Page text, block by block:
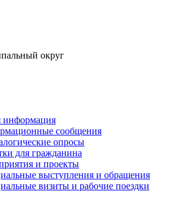
округ
информация
сообщения
опросы
для гражданина
и проекты
выступления и обращения
визиты и рабочие поездки